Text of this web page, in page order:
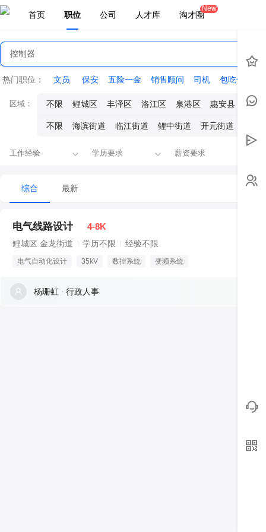
首页 职位 公司 人才库 淘才圈
New
热门职位： 文员 保安 五险一金 销售顾问 司机 包吃住
区域： 不限 鲤城区 丰泽区 洛江区 泉港区 惠安县 安溪
不限 海滨街道 临江街道 鲤中街道 开元街道
工作经验 学历要求 薪资要求
综合 最新
电气线路设计 4-8K
鲤城区 金龙街道 学历不限 经验不限
电气自动化设计 35kV 数控系统 变频系统
杨珊虹 行政人事